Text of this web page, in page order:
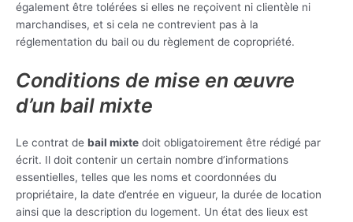
également être tolérées si elles ne reçoivent ni clientèle ni
marchandises, et si cela ne contrevient pas à la
réglementation du bail ou du règlement de copropriété.
Conditions de mise en œuvre
d’un bail mixte
Le contrat de bail mixte doit obligatoirement être rédigé par
écrit. Il doit contenir un certain nombre d’informations
essentielles, telles que les noms et coordonnées du
propriétaire, la date d’entrée en vigueur, la durée de location
ainsi que la description du logement. Un état des lieux est